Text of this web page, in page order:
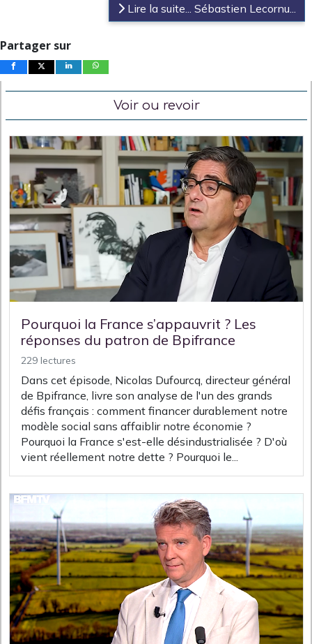
Lire la suite... Sébastien Lecornu...
Partager sur
Voir ou revoir
Pourquoi la France s’appauvrit ? Les
réponses du patron de Bpifrance
229 lectures
Dans cet épisode, Nicolas Dufourcq, directeur général
de Bpifrance, livre son analyse de l'un des grands
défis français : comment financer durablement notre
modèle social sans affaiblir notre économie ?
Pourquoi la France s'est-elle désindustrialisée ? D'où
vient réellement notre dette ? Pourquoi le...